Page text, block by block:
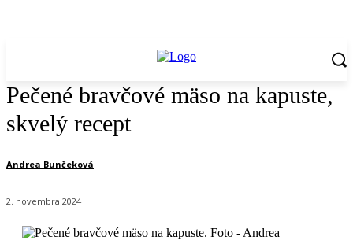
Pečené bravčové mäso na kapuste,
skvelý recept
Andrea Bunčeková
2. novembra 2024